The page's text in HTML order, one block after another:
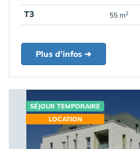
T3
55 m2
Plus d'infos ➔
SÉJOUR TEMPORAIRE
LOCATION